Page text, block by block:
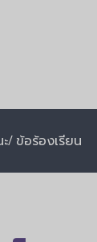
/ ข้อร้องเรียน